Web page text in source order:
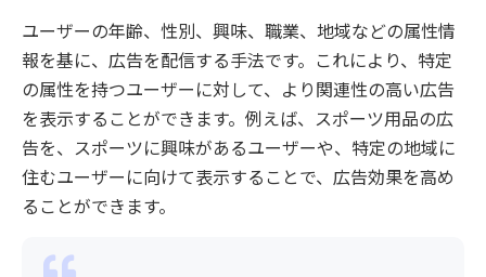
ユーザーの年齢、性別、興味、職業、地域などの属性情
報を基に、広告を配信する手法です。これにより、特定
の属性を持つユーザーに対して、より関連性の高い広告
を表示することができます。例えば、スポーツ用品の広
告を、スポーツに興味があるユーザーや、特定の地域に
住むユーザーに向けて表示することで、広告効果を高め
ることができます。